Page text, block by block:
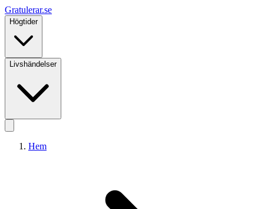
Gratulerar.se
Högtider
Livshändelser
Hem